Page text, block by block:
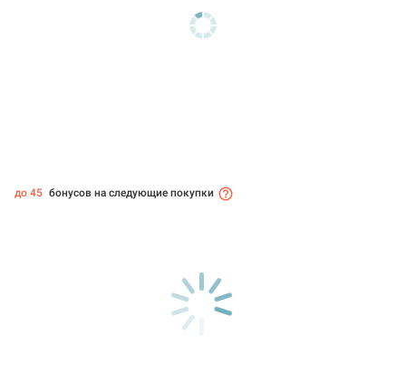
до 45 бонусов на следующие покупки